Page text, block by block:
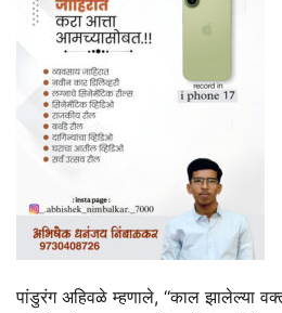
पांडुरंग अहिवळे म्हणाले, ‘‘काल झालेल्या